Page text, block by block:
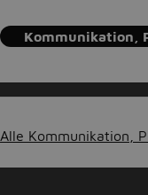
Kommunikation,
Alle Kommunikation,